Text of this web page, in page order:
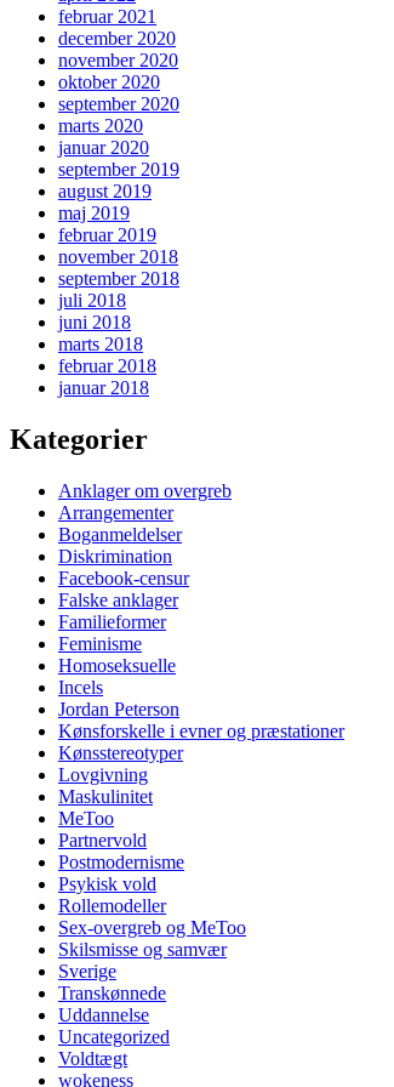
februar 2021
december 2020
november 2020
oktober 2020
september 2020
marts 2020
januar 2020
september 2019
august 2019
maj 2019
februar 2019
november 2018
september 2018
juli 2018
juni 2018
marts 2018
februar 2018
januar 2018
Kategorier
Anklager om overgreb
Arrangementer
Boganmeldelser
Diskrimination
Facebook-censur
Falske anklager
Familieformer
Feminisme
Homoseksuelle
Incels
Jordan Peterson
Kønsforskelle i evner og præstationer
Kønsstereotyper
Lovgivning
Maskulinitet
MeToo
Partnervold
Postmodernisme
Psykisk vold
Rollemodeller
Sex-overgreb og MeToo
Skilsmisse og samvær
Sverige
Transkønnede
Uddannelse
Uncategorized
Voldtægt
wokeness